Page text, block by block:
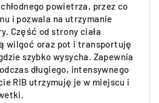
powietrza, przez co
i pozwala na utrzymanie
Część od strony ciała
wilgoć oraz pot i transportuję
szybko wysycha. Zapewnia
długiego, intensywnego
RIB utrzymuję je w miejscu i